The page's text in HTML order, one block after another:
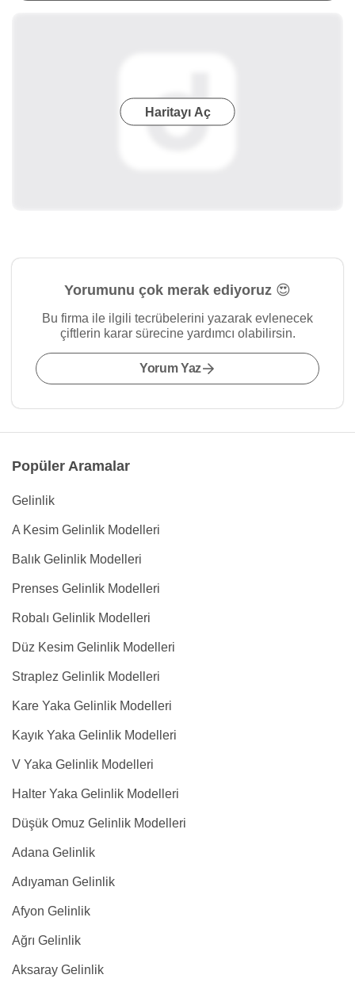
Haritayı Aç
Yorumunu çok merak ediyoruz 😍
Bu firma ile ilgili tecrübelerini yazarak evlenecek
çiftlerin karar sürecine yardımcı olabilirsin.
Yorum Yaz
Popüler Aramalar
Gelinlik
A Kesim Gelinlik Modelleri
Balık Gelinlik Modelleri
Prenses Gelinlik Modelleri
Robalı Gelinlik Modelleri
Düz Kesim Gelinlik Modelleri
Straplez Gelinlik Modelleri
Kare Yaka Gelinlik Modelleri
Kayık Yaka Gelinlik Modelleri
V Yaka Gelinlik Modelleri
Halter Yaka Gelinlik Modelleri
Düşük Omuz Gelinlik Modelleri
Adana Gelinlik
Adıyaman Gelinlik
Afyon Gelinlik
Ağrı Gelinlik
Aksaray Gelinlik